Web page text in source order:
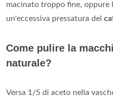
macinato troppo fine, oppure
un'eccessiva pressatura del
Come pulire la
naturale?
Versa 1/5 di aceto nella